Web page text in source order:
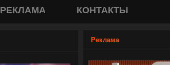
РЕКЛАМА КОНТАКТЫ
Реклама